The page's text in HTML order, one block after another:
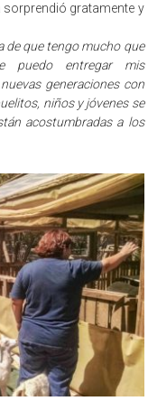
gratamente y
de que tengo mucho que
puedo entregar mis
generaciones con
niños y jóvenes se
acostumbradas a los